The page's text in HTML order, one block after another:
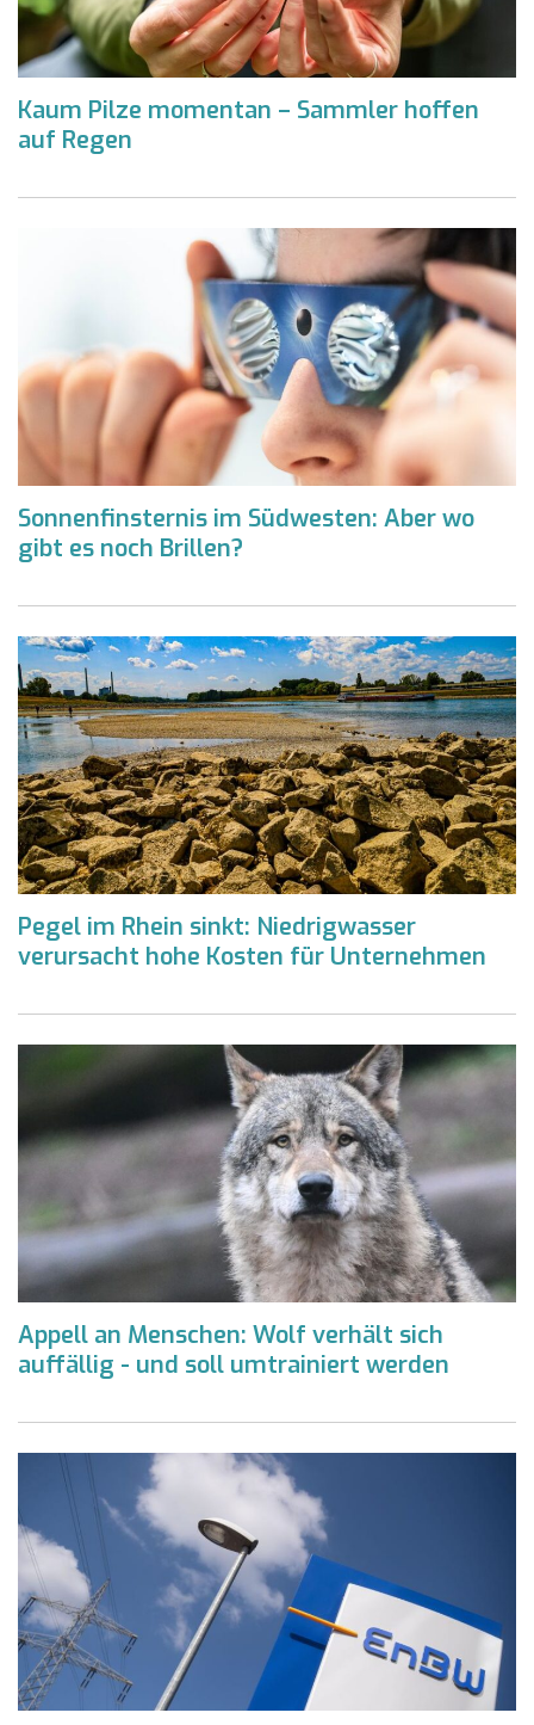
Kaum Pilze momentan – Sammler hoffen
auf Regen
Sonnenfinsternis im Südwesten: Aber wo
gibt es noch Brillen?
Pegel im Rhein sinkt: Niedrigwasser
verursacht hohe Kosten für Unternehmen
Appell an Menschen: Wolf verhält sich
auffällig - und soll umtrainiert werden